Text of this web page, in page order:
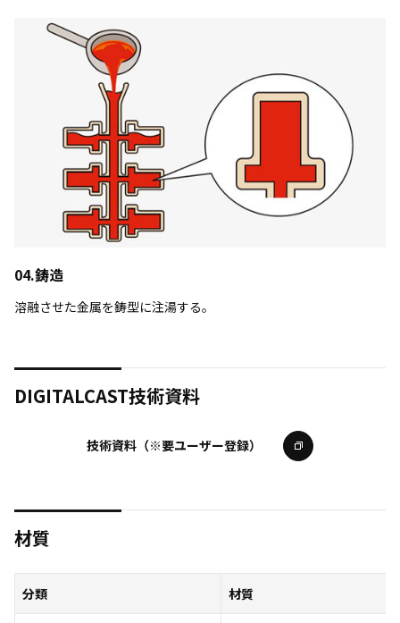
04.鋳造
溶融させた金属を鋳型に注湯する。
DIGITALCAST技術資料
技術資料（※要ユーザー登録）
材質
分類 材質